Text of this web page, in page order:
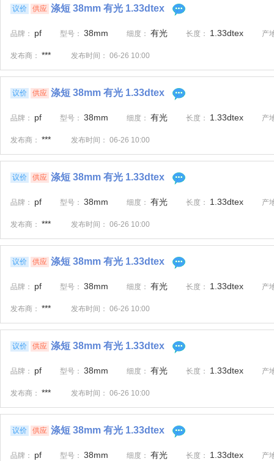
议价 供应 涤短 38mm 有光 1.33dtex
品牌： pf 型号： 38mm 细度： 有光 长度： 1.33dtex 产
发布商： *** 发布时间： 06-26 10:00
议价 供应 涤短 38mm 有光 1.33dtex
品牌： pf 型号： 38mm 细度： 有光 长度： 1.33dtex 产
发布商： *** 发布时间： 06-26 10:00
议价 供应 涤短 38mm 有光 1.33dtex
品牌： pf 型号： 38mm 细度： 有光 长度： 1.33dtex 产
发布商： *** 发布时间： 06-26 10:00
议价 供应 涤短 38mm 有光 1.33dtex
品牌： pf 型号： 38mm 细度： 有光 长度： 1.33dtex 产
发布商： *** 发布时间： 06-26 10:00
议价 供应 涤短 38mm 有光 1.33dtex
品牌： pf 型号： 38mm 细度： 有光 长度： 1.33dtex 产
发布商： *** 发布时间： 06-26 10:00
议价 供应 涤短 38mm 有光 1.33dtex
品牌： pf 型号： 38mm 细度： 有光 长度： 1.33dtex 产